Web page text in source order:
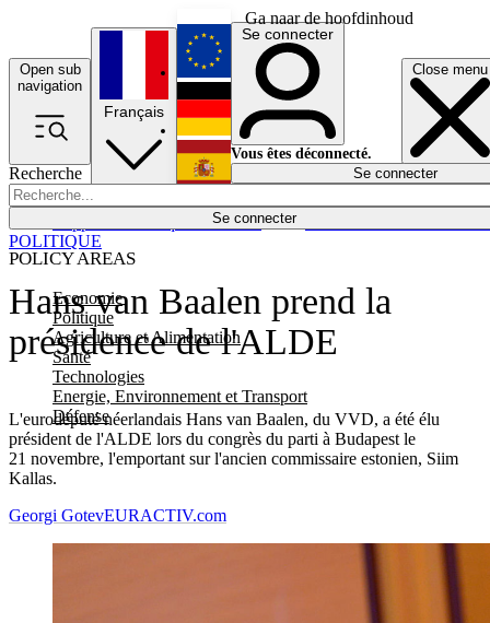
Ga naar de hoofdinhoud
Open sub
navigation
Close menu
Recherche
Se connecter
POLICY AREAS
Economie
Politique
Agriculture et Alimentation
Santé
Technologies
Energie, Environnement et Transport
Défense
Économie
Français
English
Deutsch
Español
Se connecter
Vous êtes déconnecté.
Se connecter
Hans van Baalen prend la
présidence de l'ALDE
L'eurodéputé néerlandais Hans van Baalen, du VVD, a été élu
président de l'ALDE lors du congrès du parti à Budapest le
21 novembre, l'emportant sur l'ancien commissaire estonien, Siim
Kallas.
POLITIQUE
Georgi GotevEURACTIV.com